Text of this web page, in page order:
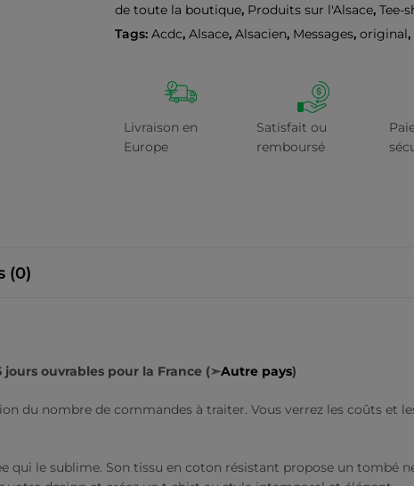
de toute la boutique, Produits sur l'Alsace, Tee-
Tags: Acdc, Alsace, Alsacien, Messages, original,
Livraison en
Europe
Satisfait ou
remboursé
(0)
jours ouvrables pour la France (➣Autre pays)
du nombre de commandes à traiter. Vous verrez les coûts et
qui le sublime. Son tissu en coton résistant propose un tombé